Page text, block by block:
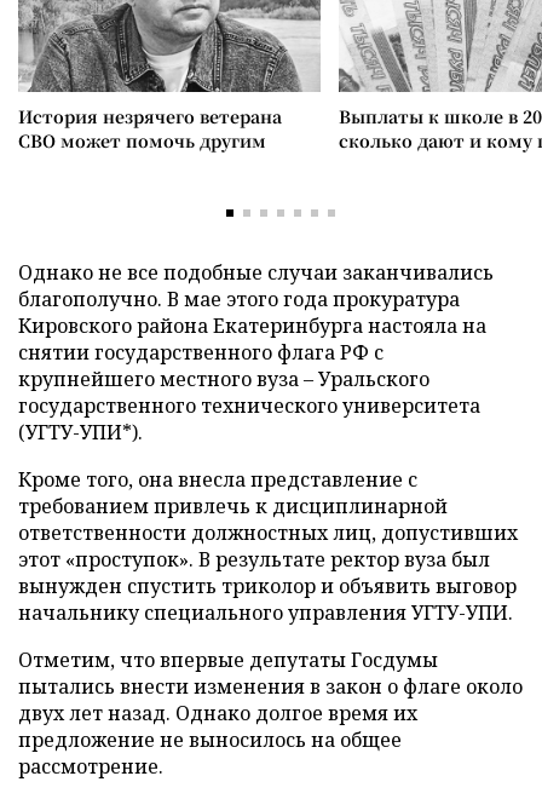
История незрячего ветерана
СВО может помочь другим
Выплаты к школе в
сколько дают и
Однако не все подобные случаи заканчивались
благополучно. В мае этого года прокуратура
Кировского района Екатеринбурга настояла на
снятии государственного флага РФ с
крупнейшего местного вуза – Уральского
государственного технического университета
(УГТУ-УПИ*).
Кроме того, она внесла представление с
требованием привлечь к дисциплинарной
ответственности должностных лиц, допустивших
этот «проступок». В результате ректор вуза был
вынужден спустить триколор и объявить выговор
начальнику специального управления УГТУ-УПИ.
Отметим, что впервые депутаты Госдумы
пытались внести изменения в закон о флаге около
двух лет назад. Однако долгое время их
предложение не выносилось на общее
рассмотрение.